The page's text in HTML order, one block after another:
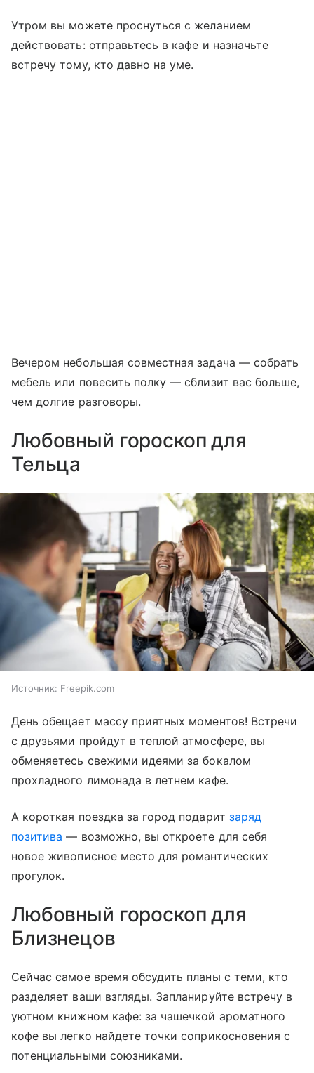
Утром вы можете проснуться с желанием
действовать: отправьтесь в кафе и назначьте
встречу тому, кто давно на уме.
Вечером небольшая совместная задача — собрать
мебель или повесить полку — сблизит вас больше,
чем долгие разговоры.
Любовный гороскоп для
Тельца
Источник: Freepik.com
День обещает массу приятных моментов! Встречи
с друзьями пройдут в теплой атмосфере, вы
обменяетесь свежими идеями за бокалом
прохладного лимонада в летнем кафе.
А короткая поездка за город подарит заряд
позитива — возможно, вы откроете для себя
новое живописное место для романтических
прогулок.
Любовный гороскоп для
Близнецов
Сейчас самое время обсудить планы с теми, кто
разделяет ваши взгляды. Запланируйте встречу в
уютном книжном кафе: за чашечкой ароматного
кофе вы легко найдете точки соприкосновения с
потенциальными союзниками.